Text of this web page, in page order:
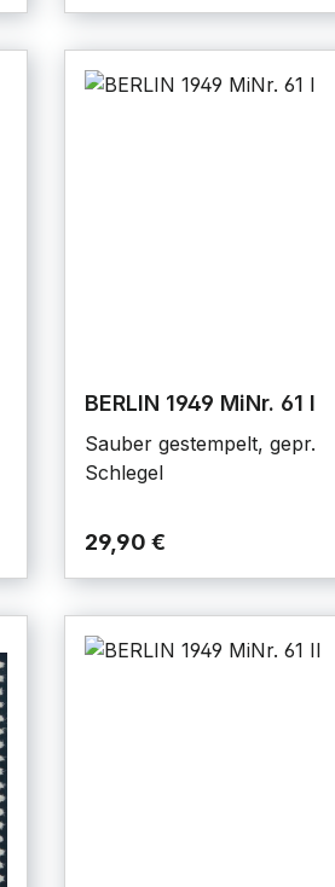
BERLIN 1949 MiNr. 61 I
Sauber gestempelt, gepr.
Schlegel
29,90 €